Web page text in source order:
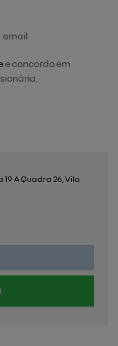
A Quadra 26, Vila
email
e concordo em